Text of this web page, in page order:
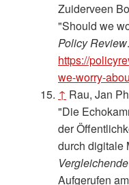
Zuiderveen
"Should we
Policy Review
https://
we-worry-
↑ Rau, Jan
"Die
der
durch digitale
Aufgerufen